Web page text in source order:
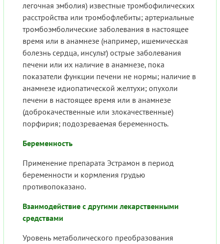
легочная эмболия) известные тромбофилических
расстройства или тромбофлебиты; артериальные
тромбоэмболические заболевания в настоящее
время или в анамнезе (например, ишемическая
болезнь сердца, инсульт) острые заболевания
печени или их наличие в анамнезе, пока
показатели функции печени не нормы; наличие в
анамнезе идиопатической желтухи; опухоли
печени в настоящее время или в анамнезе
(доброкачественные или злокачественные)
порфирия; подозреваемая беременность.
Беременность
Применение препарата Эстрамон в период
беременности и кормления грудью
противопоказано.
Взаимодействие с другими лекарственными
средствами
Уровень метаболического преобразования